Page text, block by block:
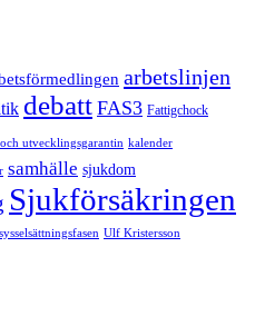
arbetslinjen
debatt FAS3 Fattigchock
utvecklingsgarantin kalender
samhälle sjukdom
Sjukförsäkringen
sysselsättningsfasen Ulf Kristersson